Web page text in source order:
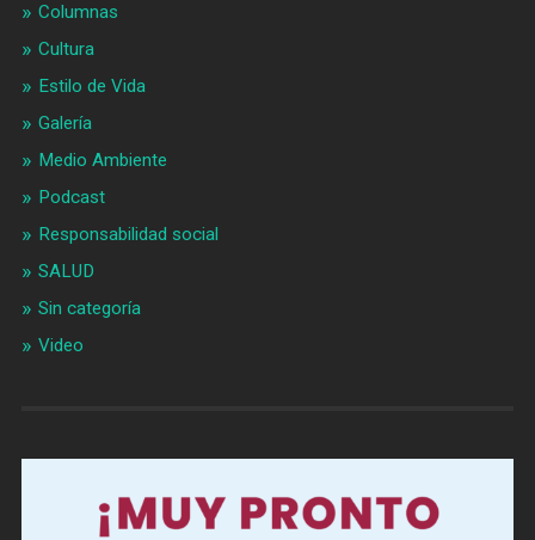
Columnas
Cultura
Estilo de Vida
Galería
Medio Ambiente
Podcast
Responsabilidad social
SALUD
Sin categoría
Video